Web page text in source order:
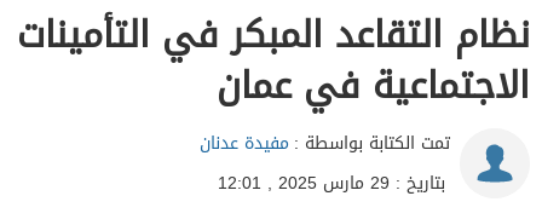
نظام التقاعد المبكر في التأمينات
الاجتماعية في عمان
تمت الكتابة بواسطة : مفيدة عدنان
بتاريخ : 29 مارس 2025 , 12:01